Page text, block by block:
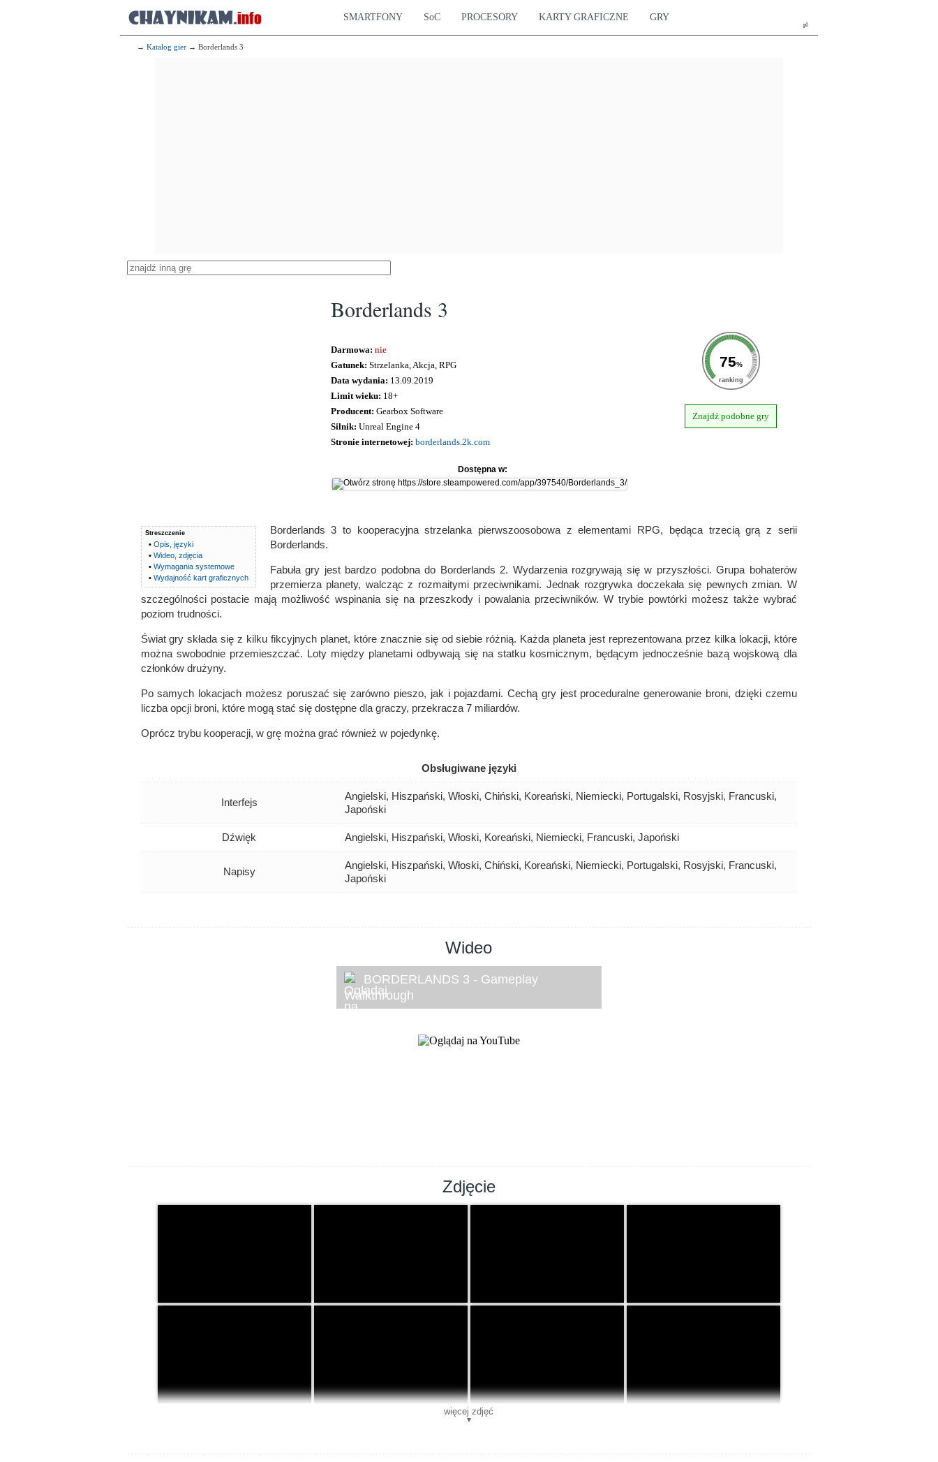
pl
SMARTFONY SoC PROCESORY KARTY GRAFICZNE GRY
→ Katalog gier → Borderlands 3
Borderlands 3
75%
ranking
Znajdź podobne gry
Darmowa: nie
Gatunek: Strzelanka, Akcja, RPG
Data wydania: 13.09.2019
Limit wieku: 18+
Producent: Gearbox Software
Silnik: Unreal Engine 4
Stronie internetowej: borderlands.2k.com
Dostępna w:
Streszczenie
• Opis, języki
• Wideo, zdjęcia
• Wymagania systemowe
• Wydajność kart graficznych
Borderlands 3 to kooperacyjna strzelanka pierwszoosobowa z elementami RPG, będąca trzecią grą z serii
Borderlands.
Fabuła gry jest bardzo podobna do Borderlands 2. Wydarzenia rozgrywają się w przyszłości. Grupa bohaterów
przemierza planety, walcząc z rozmaitymi przeciwnikami. Jednak rozgrywka doczekała się pewnych zmian. W
szczególności postacie mają możliwość wspinania się na przeszkody i powalania przeciwników. W trybie powtórki możesz także wybrać
poziom trudności.
Świat gry składa się z kilku fikcyjnych planet, które znacznie się od siebie różnią. Każda planeta jest reprezentowana przez kilka lokacji, które
można swobodnie przemieszczać. Loty między planetami odbywają się na statku kosmicznym, będącym jednocześnie bazą wojskową dla
członków drużyny.
Po samych lokacjach możesz poruszać się zarówno pieszo, jak i pojazdami. Cechą gry jest proceduralne generowanie broni, dzięki czemu
liczba opcji broni, które mogą stać się dostępne dla graczy, przekracza 7 miliardów.
Oprócz trybu kooperacji, w grę można grać również w pojedynkę.
Obsługiwane języki
Interfejs
Angielski, Hiszpański, Włoski, Chiński, Koreański, Niemiecki, Portugalski, Rosyjski, Francuski,
Japoński
Dźwięk Angielski, Hiszpański, Włoski, Koreański, Niemiecki, Francuski, Japoński
Napisy
Angielski, Hiszpański, Włoski, Chiński, Koreański, Niemiecki, Portugalski, Rosyjski, Francuski,
Japoński
Wideo
BORDERLANDS 3 - Gameplay
Walkthrough
Zdjęcie
więcej zdjęć
▼